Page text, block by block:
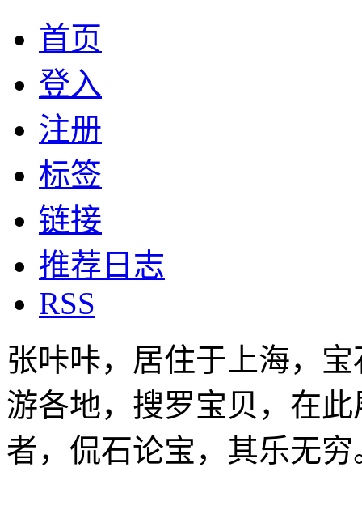
首页
登入
注册
标签
链接
推荐日志
RSS
张咔咔，居住于上海，
游各地，搜罗宝贝，在
者，侃石论宝，其乐无穷